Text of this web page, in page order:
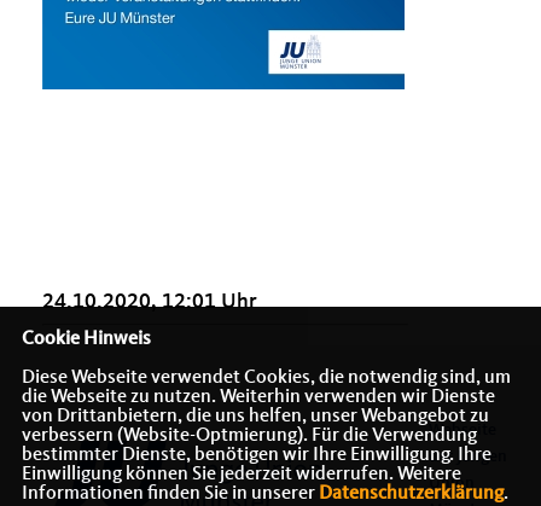
24.10.2020, 12:01 Uhr
Webseite
der Jungen
Union
Cookie Hinweis
Diese Webseite verwendet Cookies, die notwendig sind, um
die Webseite zu nutzen. Weiterhin verwenden wir Dienste
von Drittanbietern, die uns helfen, unser Webangebot zu
verbessern (Website-Optmierung). Für die Verwendung
bestimmter Dienste, benötigen wir Ihre Einwilligung. Ihre
Einwilligung können Sie jederzeit widerrufen. Weitere
Informationen finden Sie in unserer Datenschutzerklärung.